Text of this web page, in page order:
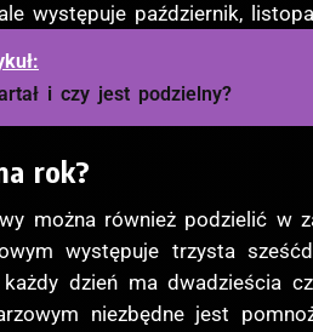
występuje październik,
i czy jest podzielny?
rok?
można również podzielić w
występuje trzysta
dzień ma dwadzieścia
niezbędne jest